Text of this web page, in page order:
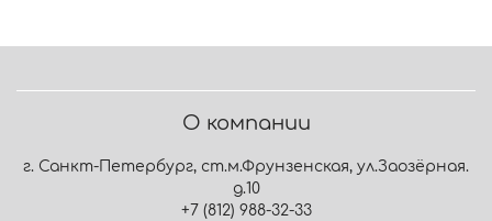
О компании
г. Санкт-Петербург, ст.м.Фрунзенская, ул.Заозёрная.
д.10
+7 (812) 988-32-33